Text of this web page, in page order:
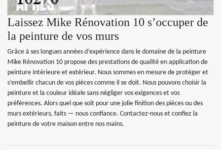
Laissez Mike Rénovation 10 s’occuper de
la peinture de vos murs
Grâce à ses longues années d’expérience dans le domaine de la peinture
Mike Rénovation 10 propose des prestations de qualité en application de
peinture intérieure et extérieur. Nous sommes en mesure de protéger et
s’embellir chacun de vos pièces comme il se doit. Nous pouvons choisir la
peinture et la couleur idéale sans négliger vos exigences et vos
préférences. Alors quel que soit pour une jolie finition des pièces ou des
murs extérieurs, faits — nous confiance. Contactez-nous et confiez la
peinture de votre maison entre nos mains.